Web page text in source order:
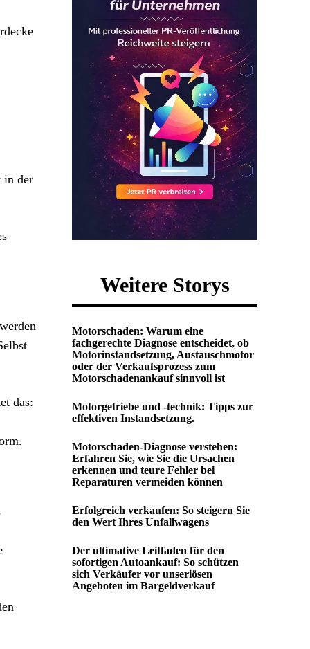
in der
das:
Weitere Storys
Motorschaden: Warum eine
fachgerechte Diagnose entscheidet, ob
Motorinstandsetzung, Austauschmotor
oder der Verkaufsprozess zum
Motorschadenankauf sinnvoll ist
Motorgetriebe und -technik: Tipps zur
effektiven Instandsetzung.
Motorschaden-Diagnose verstehen:
Erfahren Sie, wie Sie die Ursachen
erkennen und teure Fehler bei
Reparaturen vermeiden können
Erfolgreich verkaufen: So steigern Sie
den Wert Ihres Unfallwagens
Der ultimative Leitfaden für den
sofortigen Autoankauf: So schützen
sich Verkäufer vor unseriösen
Angeboten im Bargeldverkauf